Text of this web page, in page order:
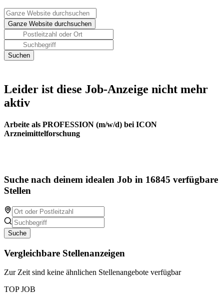
Leider ist diese Job-Anzeige nicht mehr
aktiv
Arbeite als PROFESSION (m/w/d) bei ICON
Arzneimittelforschung
Suche nach deinem idealen Job in 16845 verfügbare
Stellen
Suche
Vergleichbare Stellenanzeigen
Zur Zeit sind keine ähnlichen Stellenangebote verfügbar
TOP JOB